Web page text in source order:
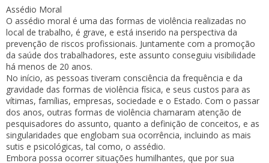
Assédio Moral
O assédio moral é uma das formas de violência realizadas no
local de trabalho, é grave, e está inserido na perspectiva da
prevenção de riscos profissionais. Juntamente com a promoção
da saúde dos trabalhadores, este assunto conseguiu visibilidade
há menos de 20 anos.
No início, as pessoas tiveram consciência da frequência e da
gravidade das formas de violência física, e seus custos para as
vítimas, famílias, empresas, sociedade e o Estado. Com o passar
dos anos, outras formas de violência chamaram atenção de
pesquisadores do assunto, quanto a definição de conceitos, e as
singularidades que englobam sua ocorrência, incluindo as mais
sutis e psicológicas, tal como, o assédio.
Embora possa ocorrer situações humilhantes, que por sua